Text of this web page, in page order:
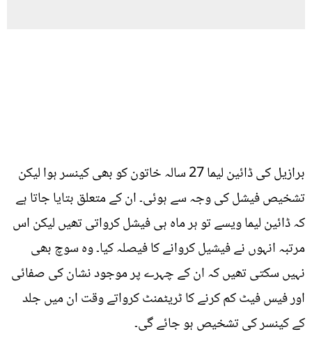
برازیل کی ڈائین لیما 27 سالہ خاتون کو بھی کینسر ہوا لیکن
تشخیص فیشل کی وجہ سے ہوئی۔ ان کے متعلق بتایا جاتا ہے
کہ ڈائین لیما ویسے تو ہر ماہ ہی فیشل کرواتی تھیں لیکن اس
مرتبہ انہوں نے فیشیل کروانے کا فیصلہ کیا۔ وہ سوچ بھی
نہیں سکتی تھیں کہ ان کے چہرے پر موجود نشان کی صفائی
اور فیس فیٹ کم کرنے کا ٹریٹمنٹ کرواتے وقت ان میں جلد
کے کینسر کی تشخیص ہو جائے گی۔